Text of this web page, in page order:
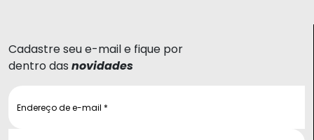
Cadastre seu e-mail e fique por
dentro das novidades